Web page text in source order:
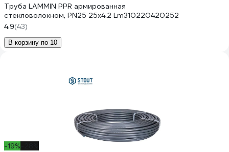
Труба LAMMIN PPR армированная
стекловолокном, PN25 25х4.2 Lm310220420252
4.9(43)
В корзину по 10
-19%